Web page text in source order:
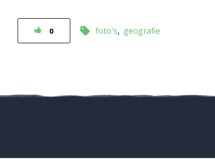
0 foto's geografie